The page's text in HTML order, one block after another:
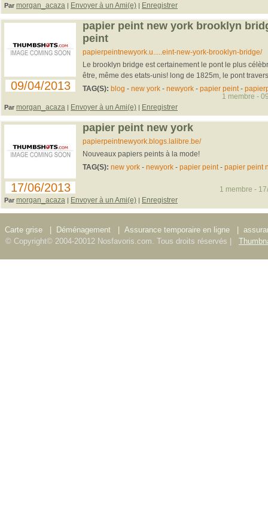
Par morgan_acaza | Envoyer à un Ami(e) | Enregistrer
09/04/2013
papier peint new york brooklyn
peint
papierpeintnewyork.u.....eint-new-york-brooklyn-bridge/
Le brooklyn bridge est certainement le pont le plus
être, même des etats-unis! long de 1825m, le pont
TAG(S): blog - new york- newyork- papier peint-
Par morgan_acaza | Envoyer à un Ami(e) | Enregistrer
1 membre -
17/06/2013
papier peint new york
papierpeintnewyork.blogs.lalibre.be/
Nouveaux papiers peints à la mode!
TAG(S): new york- newyork- papier peint- papier peint
Par morgan_acaza | Envoyer à un Ami(e) | Enregistrer
1 membre -
Carte grise Déménagement Assurance temporaire en ligne
© Copyright© 2004-20012 Nosfavoris.com. Tous droits réservés |